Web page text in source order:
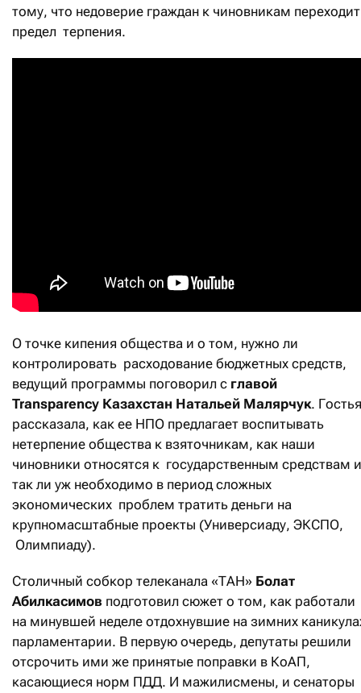
тому, что недоверие граждан к чиновникам переходит
предел терпения.
О точке кипения общества и о том, нужно ли
контролировать расходование бюджетных средств,
ведущий программы поговорил с главой
Transparency Казахстан Натальей Малярчук. Гостья
рассказала, как ее НПО предлагает воспитывать
нетерпение общества к взяточникам, как наши
чиновники относятся к государственным средствам и
так ли уж необходимо в период сложных
экономических проблем тратить деньги на
крупномасштабные проекты (Универсиаду, ЭКСПО,
Олимпиаду).
Столичный собкор телеканала «ТАН» Болат
Абилкасимов подготовил сюжет о том, как работали
на минувшей неделе отдохнувшие на зимних
парламентарии. В первую очередь, депутаты решили
отсрочить ими же принятые поправки в КоАП,
касающиеся норм ПДД. И мажилисмены, и сенаторы